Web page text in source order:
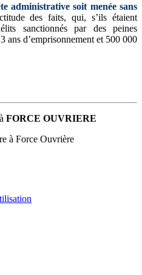
administrative soit menée sans
des faits, qui, s’ils étaient
sanctionnés par des peines
ans d’emprisonnement et 500 000
FORCE OUVRIERE